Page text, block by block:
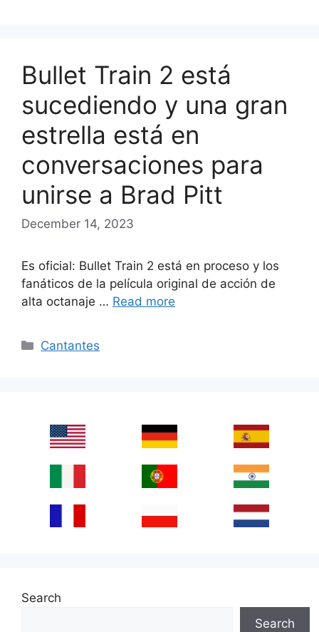
Bullet Train 2 está
sucediendo y una gran
estrella está en
conversaciones para
unirse a Brad Pitt
December 14, 2023
Es oficial: Bullet Train 2 está en proceso y los
fanáticos de la película original de acción de
alta octanaje … Read more
Categories
Cantantes
Search
Search